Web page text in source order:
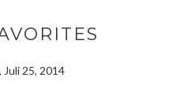
Juli 25, 2014